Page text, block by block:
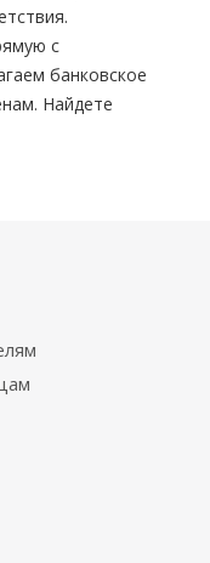
с
банковское
Найдете